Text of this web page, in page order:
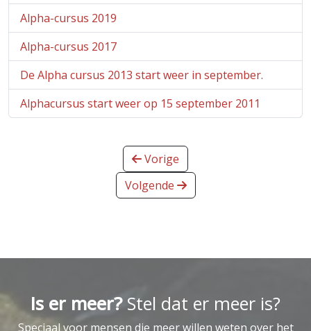
Alpha-cursus 2019
Alpha-cursus 2017
De Alpha cursus 2013 start weer in september.
Alphacursus start weer op 15 september 2011
Vorige
Volgende
Is er meer?Stel dat er meer is?
Speciaal voor mensen die meer willen weten over het